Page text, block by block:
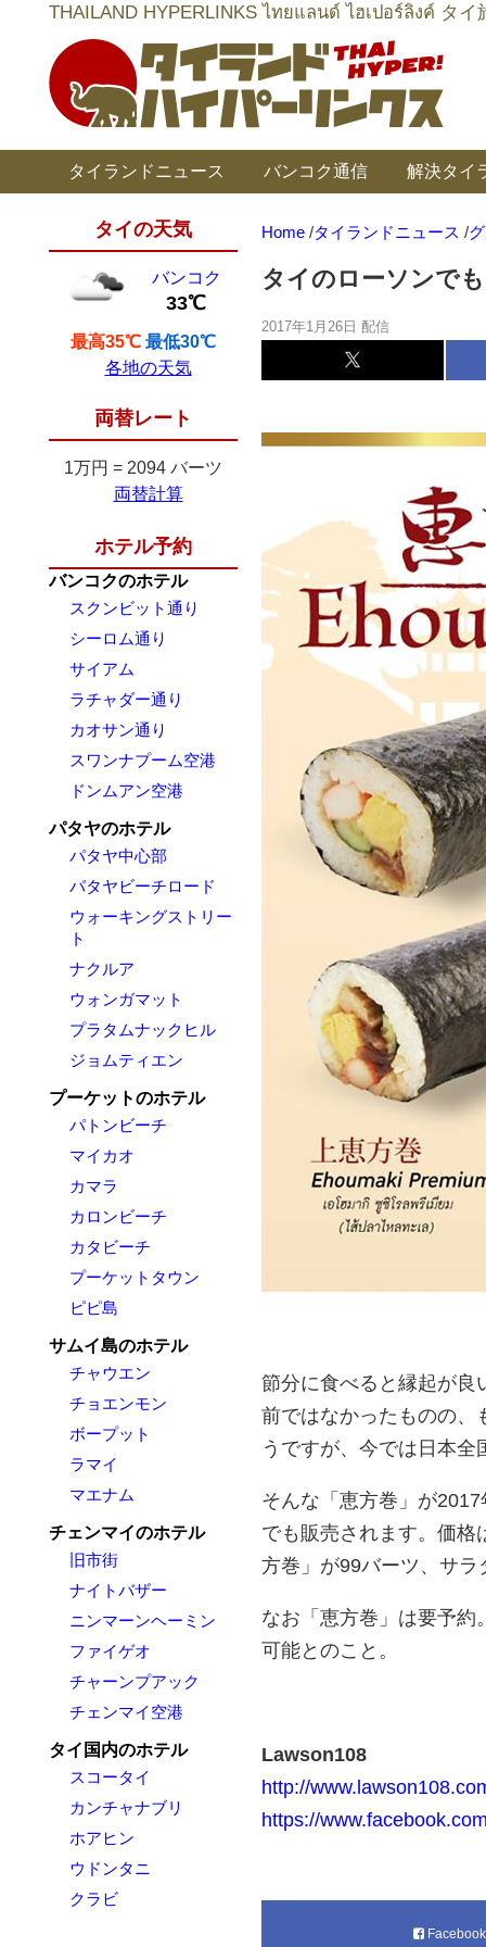
THAILAND HYPERLINKS ไทยแลนด์ ไฮเปอร์ลิงค์ タ
タイランドニュース バンコク通信 解決タイ
タイの天気
バンコク
33℃
最高35℃ 最低30℃
各地の天気
両替レート
1万円 = 2094 バーツ
両替計算
ホテル予約
バンコクのホテル
スクンビット通り
シーロム通り
サイアム
ラチャダー通り
カオサン通り
スワンナプーム空港
ドンムアン空港
パタヤのホテル
パタヤ中心部
パタヤビーチロード
ウォーキングストリー
ト
ナクルア
ウォンガマット
プラタムナックヒル
ジョムティエン
プーケットのホテル
パトンビーチ
マイカオ
カマラ
カロンビーチ
カタビーチ
プーケットタウン
ピピ島
サムイ島のホテル
チャウエン
チョエンモン
ボープット
ラマイ
マエナム
チェンマイのホテル
旧市街
ナイトバザー
ニンマーンヘーミン
ファイゲオ
チャーンプアック
チェンマイ空港
タイ国内のホテル
スコータイ
カンチャナブリ
ホアヒン
ウドンタニ
クラビ
Home /タイランドニュース /
タイのローソンで
2017年1月26日 配信
節分に食べると縁起が良
前ではなかったものの、
うですが、今では日本
そんな「恵方巻」が
でも販売されます。価格
方巻」が99バーツ、サ
なお「恵方巻」は要予約
可能とのこと。
Lawson108
http://
https://
Facebook